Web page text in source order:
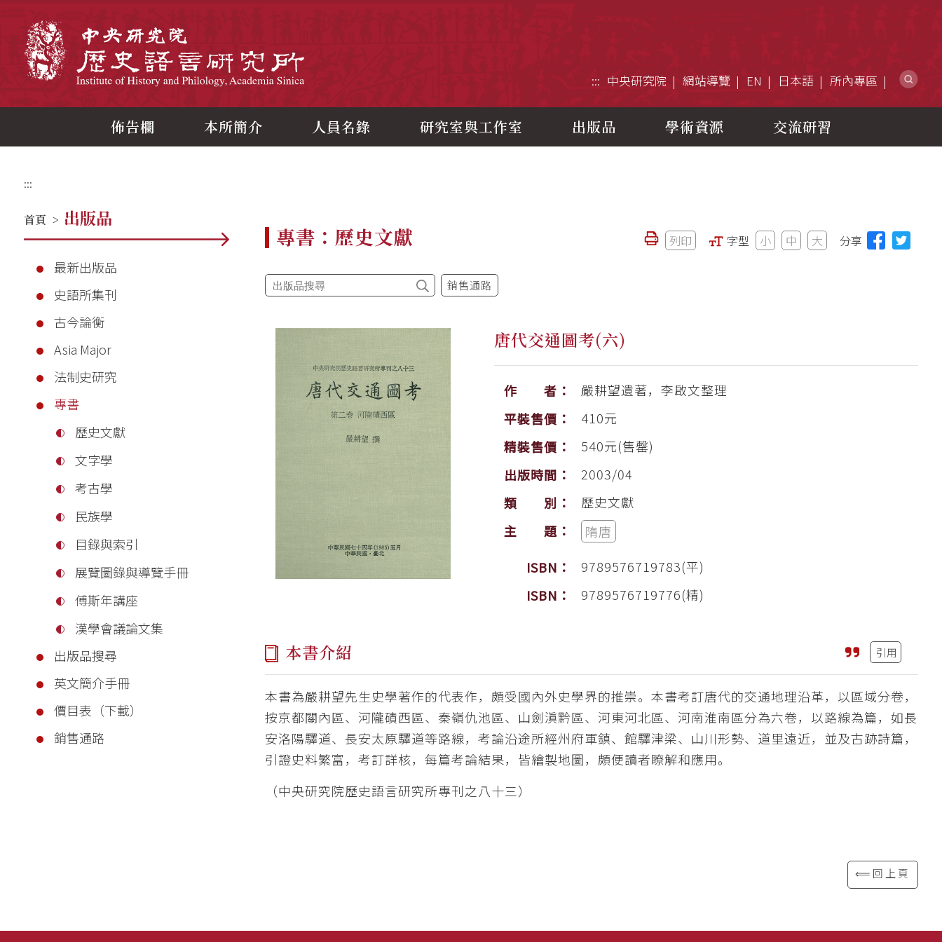
::: 中央研究院 網站導覽 EN 日本語 所內專區
佈告欄 本所簡介 人員名錄 研究室與工作室 出版品 學術資源 交流研習
:::
首頁 > 出版品
最新出版品
史語所集刊
古今論衡
Asia Major
法制史研究
專書
歷史文獻
文字學
考古學
民族學
目錄與索引
展覽圖錄與導覽手冊
傅斯年講座
漢學會議論文集
出版品搜尋
英文簡介手冊
價目表（下載）
銷售通路
專書：歷史文獻 列印 字型 小 中 大 分享
銷售通路
唐代交通圖考(六)
作 者：
嚴耕望遺著，李啟文整理
平裝售價：
410元
精裝售價：
540元(售罄)
出版時間：
2003/04
類 別：
歷史文獻
主 題：
隋唐
ISBN：
9789576719783(平)
ISBN：
9789576719776(精)
本書介紹 引用
本書為嚴耕望先生史學著作的代表作，頗受國內外史學界的推崇。本書考訂唐代的交通地理沿革，以區域分卷，
按京都關內區、河隴磧西區、秦嶺仇池區、山劍滇黔區、河東河北區、河南淮南區分為六卷，以路線為篇，如長
安洛陽驛道、長安太原驛道等路線，考論沿途所經州府軍鎮、館驛津梁、山川形勢、道里遠近，並及古跡詩篇，
引證史料繁富，考訂詳核，每篇考論結果，皆繪製地圖，頗便讀者瞭解和應用。
（中央研究院歷史語言研究所專刊之八十三）
⟸回上頁